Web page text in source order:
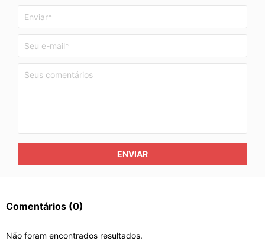
ENVIAR
Comentários (0)
Não foram encontrados resultados.